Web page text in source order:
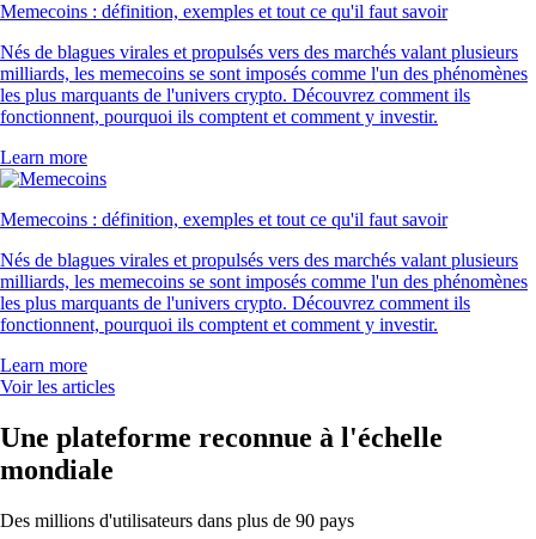
Memecoins : définition, exemples et tout ce qu'il faut savoir
Nés de blagues virales et propulsés vers des marchés valant plusieurs
milliards, les memecoins se sont imposés comme l'un des phénomènes
les plus marquants de l'univers crypto. Découvrez comment ils
fonctionnent, pourquoi ils comptent et comment y investir.
Learn more
Memecoins : définition, exemples et tout ce qu'il faut savoir
Nés de blagues virales et propulsés vers des marchés valant plusieurs
milliards, les memecoins se sont imposés comme l'un des phénomènes
les plus marquants de l'univers crypto. Découvrez comment ils
fonctionnent, pourquoi ils comptent et comment y investir.
Learn more
Voir les articles
Une plateforme reconnue à l'échelle
mondiale
Des millions d'utilisateurs dans plus de 90 pays